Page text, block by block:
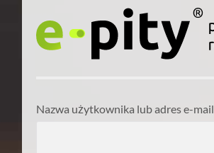
Nazwa użytkownika lub adres e-mail